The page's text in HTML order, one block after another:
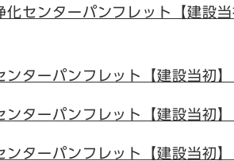
化センターパンフレット【建設
ンターパンフレット【建設当初
ンターパンフレット【建設当初
ンターパンフレット【建設当初